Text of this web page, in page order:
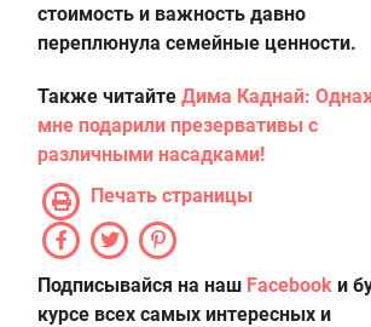
стоимость и важность давно
переплюнула семейные ценности.
Также читайте Дима Каднай:
мне подарили презервативы с
различными насадками!
Печать страницы
Подписывайся на наш Facebook и
курсе всех самых интересных и